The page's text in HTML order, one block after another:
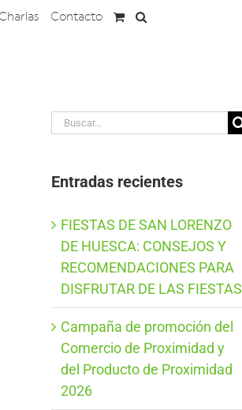
Contacto
Buscar:
Entradas recientes
FIESTAS DE SAN LORENZO
DE HUESCA: CONSEJOS Y
RECOMENDACIONES PARA
DISFRUTAR DE LAS FIESTAS
Campaña de promoción del
Comercio de Proximidad y
del Producto de Proximidad
2026